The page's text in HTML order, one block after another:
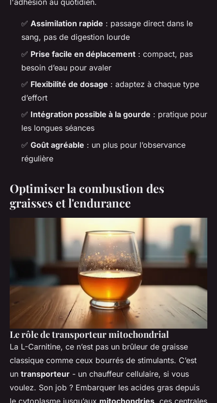
l'adhésion au quotidien.
✅ Assimilation rapide : passage direct dans le
sang, pas de digestion lourde
✅ Prise facile en déplacement : compact, pas
besoin d’eau pour avaler
✅ Flexibilité de dosage : adaptez à chaque type
d’effort
✅ Intégration possible à la gourde : pratique pour
les longues séances
✅ Goût agréable : un plus pour l’observance
régulière
Optimiser la combustion des
graisses et l'endurance
Le rôle de transporteur mitochondrial
La L-Carnitine, ce n’est pas un brûleur de graisse
classique comme ceux bourrés de stimulants. C’est
un transporteur - un chauffeur cellulaire, si vous
voulez. Son job ? Embarquer les acides gras depuis